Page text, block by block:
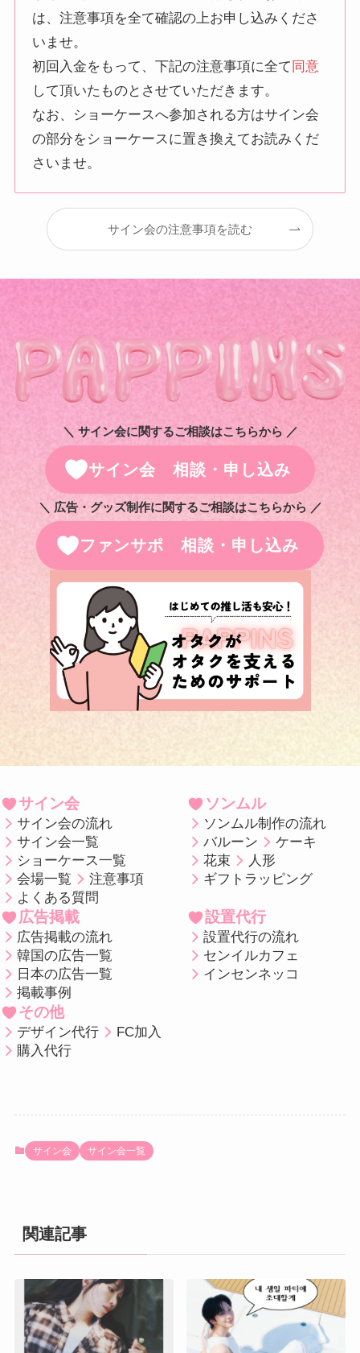
は、注意事項を全て確認の上お申し込みくださ
いませ。
初回入金をもって、下記の注意事項に全て 同意
して頂いたものとさせていただきます。
なお、ショーケースへ参加される方はサイン会
の部分をショーケースに置き換えてお読みくだ
さいませ。
サイン会の注意事項を読む
＼ サイン会に関するご相談はこちらから ／
サイン会 相談・申し込み
＼ 広告・グッズ制作に関するご相談はこちらから ／
ファンサポ 相談・申し込み
サイン会
サイン会の流れ
サイン会一覧
ショーケース一覧
会場一覧
注意事項
よくある質問
ソンムル
ソンムル制作の流れ
バルーン
ケーキ
花束
人形
ギフトラッピング
広告掲載
広告掲載の流れ
韓国の広告一覧
日本の広告一覧
掲載事例
設置代行
設置代行の流れ
センイルカフェ
インセンネッコ
その他
デザイン代行
FC加入
購入代行
サイン会 サイン会一覧
関連記事